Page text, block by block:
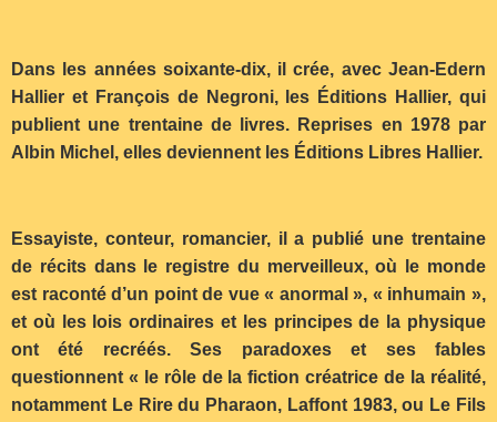
Dans les années soixante-dix, il crée, avec Jean-Edern
Hallier et François de Negroni, les Éditions Hallier, qui
publient une trentaine de livres. Reprises en 1978 par
Albin Michel, elles deviennent les Éditions Libres Hallier.
Essayiste, conteur, romancier, il a publié une trentaine
de récits dans le registre du merveilleux, où le monde
est raconté d’un point de vue « anormal », « inhumain »,
et où les lois ordinaires et les principes de la physique
ont été recréés. Ses paradoxes et ses fables
questionnent « le rôle de la fiction créatrice de la réalité,
notamment Le Rire du Pharaon, Laffont 1983, ou Le Fils